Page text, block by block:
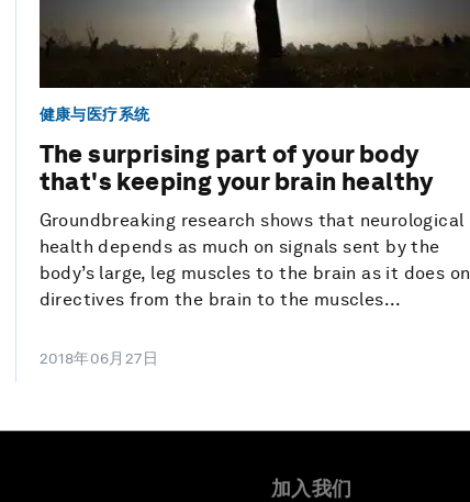
健康与医疗系统
The surprising part of your body
that's keeping your brain healthy
Groundbreaking research shows that neurological
health depends as much on signals sent by the
body’s large, leg muscles to the brain as it does on
directives from the brain to the muscles...
2018年06月27日
加入我们